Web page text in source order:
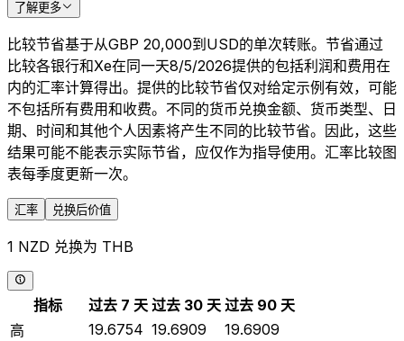
了解更多
比较节省基于从GBP 20,000到USD的单次转账。节省通过
比较各银行和Xe在同一天8/5/2026提供的包括利润和费用在
内的汇率计算得出。提供的比较节省仅对给定示例有效，可能
不包括所有费用和收费。不同的货币兑换金额、货币类型、日
期、时间和其他个人因素将产生不同的比较节省。因此，这些
结果可能不能表示实际节省，应仅作为指导使用。汇率比较图
表每季度更新一次。
汇率 兑换后价值
1 NZD 兑换为 THB
指标 过去 7 天 过去 30 天 过去 90 天
高
19.6754 19.6909
19.6909